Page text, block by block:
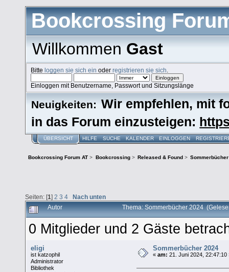
Bookcrossing
WillkommenGast
Bitteloggen sie sich ein oderregistrieren sie sich
Einloggen mit Benutzername, Passwort und Sitzungslänge
Neuigkeiten: Wir empfehlen, mit
in das Forum einzusteigen:
ÜBERSICHT HILFE SUCHE KALENDER EINLOGGEN
Bookcrossing Forum AT > Bookcrossing> Released & Found >
Seiten: [1] 2 3 4 Nach unten
Autor Thema: Sommerbücher 2024
0 Mitglieder und 2 Gäste
eligi
ist katzophil
Administrator
Bibliothek
Sommerbücher 2024
«am: 21. Juni 2024, 22:47:10